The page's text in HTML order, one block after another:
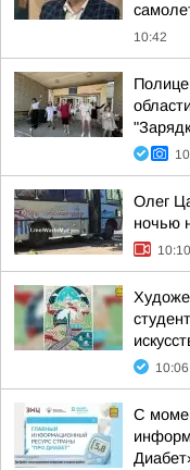
10:42
Олег
ночью
10:10
10:06
С